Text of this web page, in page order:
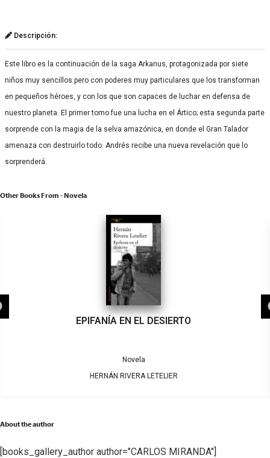
Descripción:
Este libro es la continuación de la saga Arkanus, protagonizada por siete
niños muy sencillos pero con poderes muy particulares que los transforman
en pequeños héroes, y con los que son capaces de luchar en defensa de
nuestro planeta. El primer tomo fue una lucha en el Ártico; esta segunda parte
sorprende con la magia de la selva amazónica, en donde el Gran Talador
amenaza con destruirlo todo. Andrés recibe una nueva revelación que lo
sorprenderá.
Other Books From - Novela
EPIFANÍA EN EL DESIERTO
Novela
HERNÁN RIVERA LETELIER
About the author
[books_gallery_author author="CARLOS MIRANDA"]